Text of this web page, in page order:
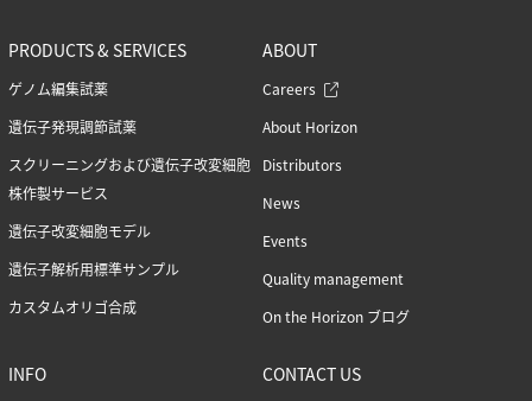
PRODUCTS & SERVICES
ゲノム編集試薬
遺伝子発現調節試薬
スクリーニングおよび遺伝子改変細胞
株作製サービス
遺伝子改変細胞モデル
遺伝子解析用標準サンプル
カスタムオリゴ合成
ABOUT
Careers
About Horizon
Distributors
News
Events
Quality management
On the Horizon ブログ
INFO CONTACT US